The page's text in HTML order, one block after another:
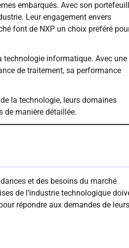
embarqués. Avec son
Leur engagement envers
font de NXP un choix préféré
technologie informatique. Avec une
de traitement, sa performance
la technologie, leurs domaines
de manière détaillée.
et des besoins du marché
de l’industrie technologique
répondre aux demandes de leurs